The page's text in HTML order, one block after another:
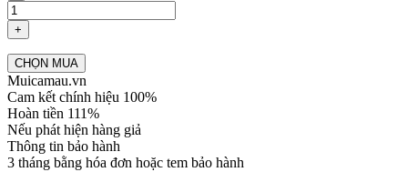
+
CHỌN MUA
Muicamau.vn
Cam kết chính hiệu 100%
Hoàn tiền 111%
Nếu phát hiện hàng giả
Thông tin bảo hành
3 tháng bằng hóa đơn hoặc tem bảo hành